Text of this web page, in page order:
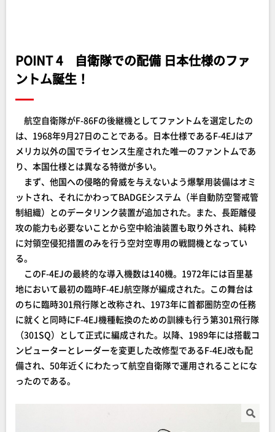
POINT 4 自衛隊での配備 日本仕様のファ
ントム誕生！
航空自衛隊がF-86Fの後継機としてファントムを選定したの
は、1968年9月27日のことである。日本仕様であるF-4EJはア
メリカ以外の国でライセンス生産された唯一のファントムであ
り、本国仕様とは異なる特徴が多い。
まず、他国への侵略的脅威を与えないよう爆撃用装備はオミ
ットされ、それにかわってBADGEシステム（半自動防空警戒管
制組織）とのデータリンク装置が追加された。また、長距離侵
攻の能力も必要ないことから空中給油装置も取り外され、純粋
に対領空侵犯措置のみを行う空対空専用の戦闘機となってい
る。
このF-4EJの最終的な導入機数は140機。1972年には百里基
地において最初の臨時F-4EJ航空隊が編成された。この舞台は
のちに臨時301飛行隊と改称され、1973年に首都圏防空の任務
に就くと同時にF-4EJ機種転換のための訓練も行う第301飛行隊
（301SQ）として正式に編成された。以降、1989年には搭載コ
ンピューターとレーダーを変更した改修型であるF-4EJ改も配
備され、50年近くにわたって航空自衛隊で運用されることにな
ったのである。